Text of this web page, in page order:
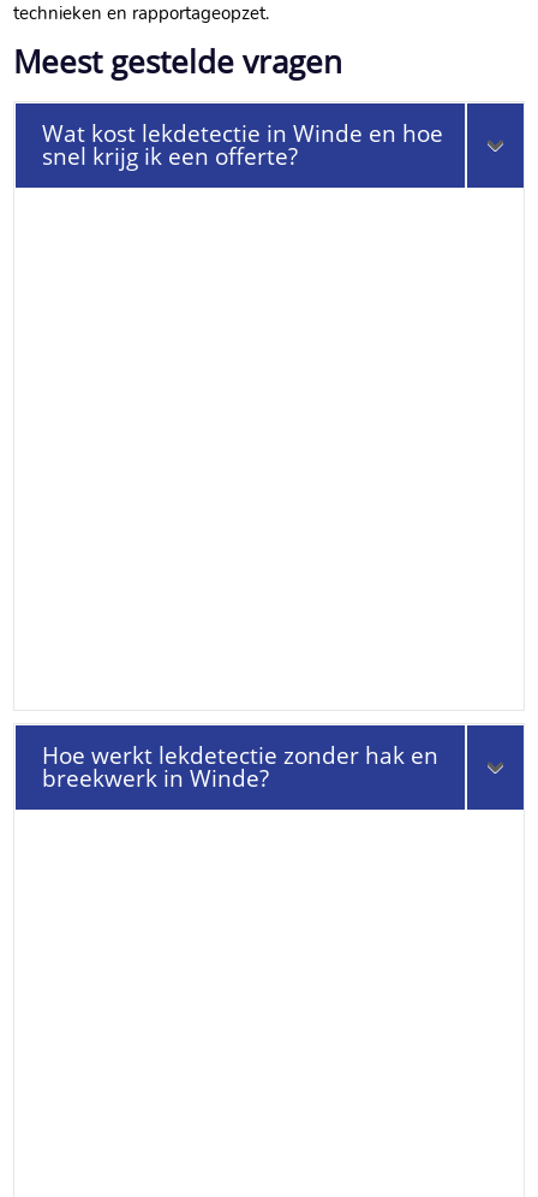
technieken en rapportageopzet.​
Meest gestelde vragen
Wat kost lekdetectie in Winde en hoe
snel krijg ik een offerte?
Hoe werkt lekdetectie zonder hak en
breekwerk in Winde?